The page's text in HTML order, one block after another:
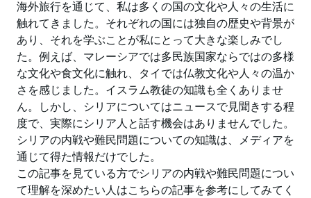
海外旅行を通じて、私は多くの国の文化や人々の生活に
触れてきました。それぞれの国には独自の歴史や背景が
あり、それを学ぶことが私にとって大きな楽しみでし
た。例えば、マレーシアでは多民族国家ならではの多様
な文化や食文化に触れ、タイでは仏教文化や人々の温か
さを感じました。イスラム教徒の知識も全くありませ
ん。しかし、シリアについてはニュースで見聞きする程
度で、実際にシリア人と話す機会はありませんでした。
シリアの内戦や難民問題についての知識は、メディアを
通じて得た情報だけでした。
この記事を見ている方でシリアの内戦や難民問題につい
て理解を深めたい人はこちらの記事を参考にしてみてく